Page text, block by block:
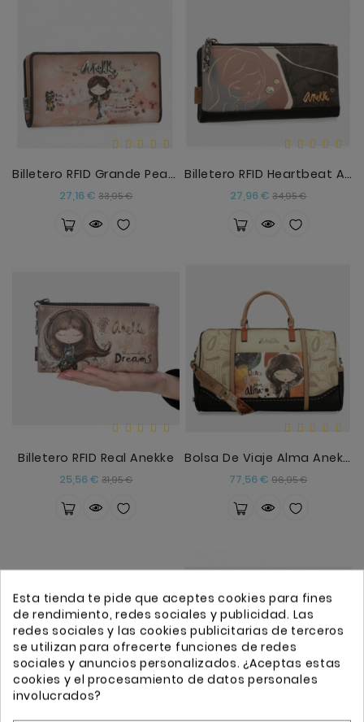
Billetero RFID Grande Peace & Love Rosa
27,16 € Precio
33,95 €Precio
Billetero RFID Heartbeat Anekke
27,96 € Precio
34,95 €Precio
Billetero RFID Real Anekke
25,56 € Precio
31,95 €Precio
Bolsa De Viaje Alma Anekke
77,56 € Precio
96,95 €Precio
Esta tienda te pide que aceptes cookies para fines
de rendimiento, redes sociales y publicidad. Las
redes sociales y las cookies publicitarias de terceros
se utilizan para ofrecerte funciones de redes
sociales y anuncios personalizados. ¿Aceptas estas
cookies y el procesamiento de datos personales
involucrados?